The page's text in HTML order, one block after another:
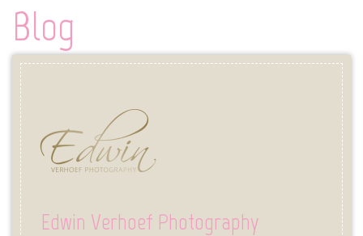
Blog
Edwin Verhoef Photography